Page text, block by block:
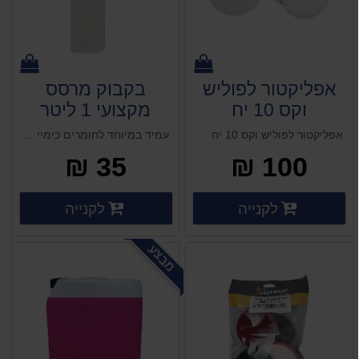
אפליקטור לפוליש
וקס 10 יח
אפליקטור לפוליש וקס 10 יח
100 ₪
פרטים נוספים פרטים נוספים לקנייה
בקבוק מרסס
מקצועי 1 ליטר
עמיד במיוחד לחומרים כימיים. נוח לאחיזה וקל למילוי. עם טבעת הברגה. ראש אוניברסלי.
35 ₪
פרטים נוספים
לקנייה
מבצע